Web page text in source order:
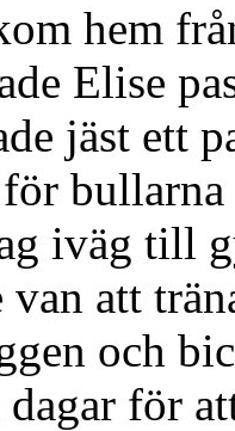
hem
Elise
jäst ett
iväg till
att
och
dagar för